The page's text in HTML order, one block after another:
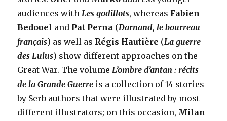
audiences withLes godillots, whereas Fabien
Bedouel and Pat Perna (Darnand, le bourreau
français) as well as Régis Hautière (La guerre
des Lulus) show different approaches on the
Great War. The volumeL’ombre d’antan : récits
de la Grande Guerre is a collection of 14 stories
by Serb authors that were illustrated by most
different illustrators; on this occasion, Milan